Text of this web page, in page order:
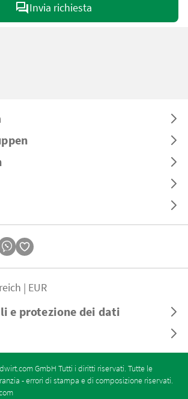
Invia richiesta
e protezione dei dati
| EUR
GmbH Tutti i diritti riservati. Tutte le
- errori di stampa e di composizione riservati.